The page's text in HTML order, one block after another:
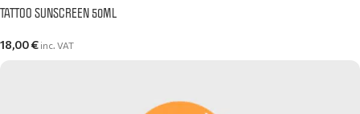
TATTOO SUNSCREEN 50ML
18,00€ inc. VAT